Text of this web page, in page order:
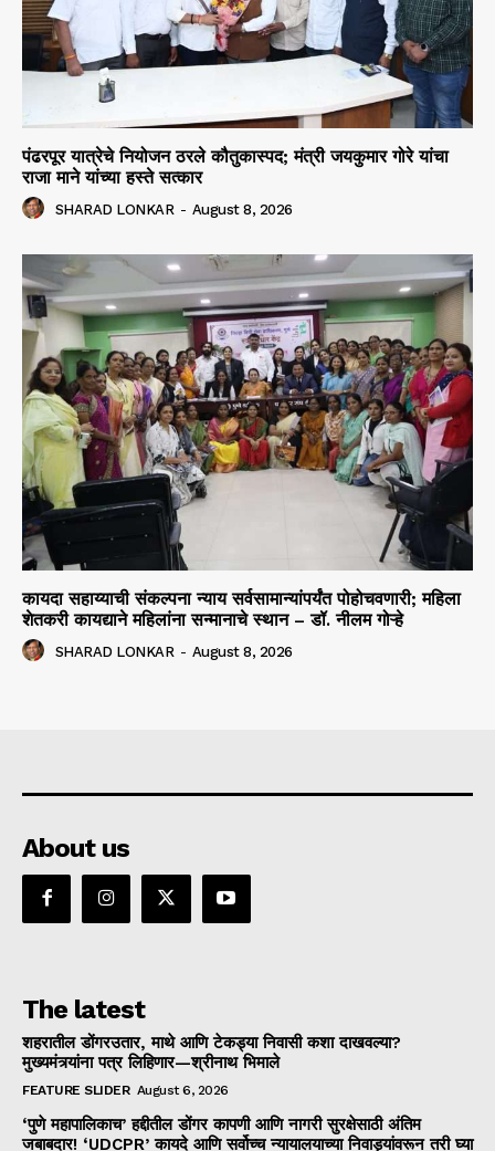
पंढरपूर यात्रेचे नियोजन ठरले कौतुकास्पद; मंत्री जयकुमार गोरे यांचा
राजा माने यांच्या हस्ते सत्कार
SHARAD LONKAR - August 8, 2026
कायदा सहाय्याची संकल्पना न्याय सर्वसामान्यांपर्यंत पोहोचवणारी; महिला
शेतकरी कायद्याने महिलांना सन्मानाचे स्थान – डॉ. नीलम गोऱ्हे
SHARAD LONKAR - August 8, 2026
About us
The latest
शहरातील डोंगरउतार, माथे आणि टेकड्या निवासी कशा दाखवल्या?
मुख्यमंत्र्यांना पत्र लिहिणार—श्रीनाथ भिमाले
FEATURE SLIDER August 6, 2026
‘पुणे महापालिकाच’ हद्दीतील डोंगर कापणी आणि नागरी सुरक्षेसाठी अंतिम
जबाबदार! ‘UDCPR’ कायदे आणि सर्वोच्च न्यायालयाच्या निवाड्यांवरून तरी घ्या